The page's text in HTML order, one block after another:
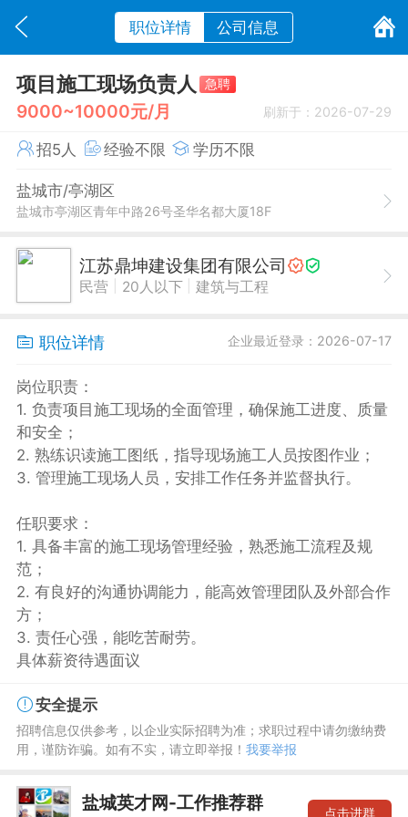
职位详情 公司信息
项目施工现场负责人 急聘
9000~10000元/月 刷新于：2026-07-29
招5人 经验不限 学历不限
盐城市/亭湖区
盐城市亭湖区青年中路26号圣华名都大厦18F
江苏鼎坤建设集团有限公司
民营 20人以下 建筑与工程
职位详情 企业最近登录：2026-07-17
岗位职责：
1. 负责项目施工现场的全面管理，确保施工进度、质量
和安全；
2. 熟练识读施工图纸，指导现场施工人员按图作业；
3. 管理施工现场人员，安排工作任务并监督执行。
任职要求：
1. 具备丰富的施工现场管理经验，熟悉施工流程及规
范；
2. 有良好的沟通协调能力，能高效管理团队及外部合作
方；
3. 责任心强，能吃苦耐劳。
具体薪资待遇面议
安全提示
招聘信息仅供参考，以企业实际招聘为准；求职过程中请勿缴纳费
用，谨防诈骗。如有不实，请立即举报！ 我要举报
盐城英才网-工作推荐群 点击进群